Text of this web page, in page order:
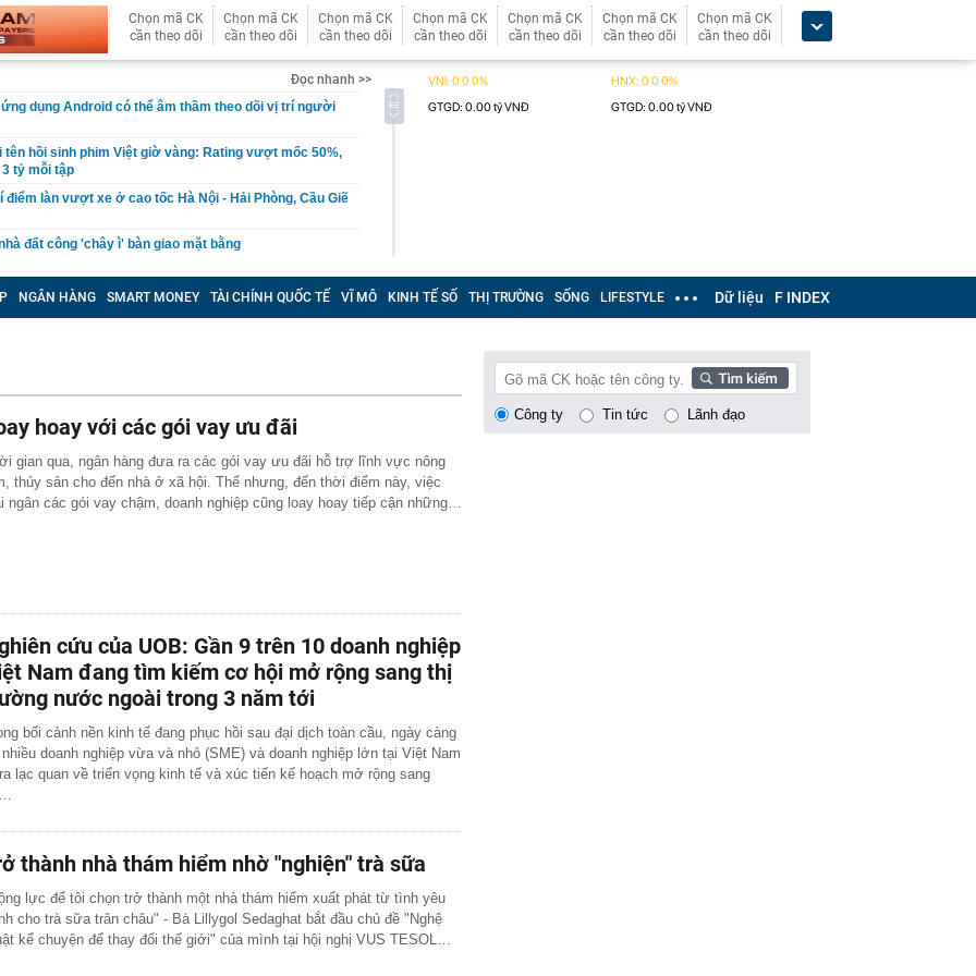
Chọn mã CK
cần theo dõi
Chọn mã CK
cần theo dõi
Chọn mã CK
cần theo dõi
Chọn mã CK
cần theo dõi
Chọn mã CK
cần theo dõi
Chọn mã CK
cần theo dõi
Chọn mã CK
cần theo dõi
Đọc nhanh >>
dụng Android có thể âm thầm theo dõi vị trí người
hồi sinh phim Việt giờ vàng: Rating vượt mốc 50%,
tỷ mỗi tập
điểm làn vượt xe ở cao tốc Hà Nội - Hải Phòng, Cầu Giẽ
đất công 'chây ì' bàn giao mặt bằng
số trúng hơn 30 tỷ đồng vào thùng rác, người đàn
ty vệ sinh phải mất 2 ngày tìm lại
hồi được hơn 15 tỉ đồng tiền cọc đấu giá đất tại Gia
tại Mi Hồng, Bảo Tín Mạnh Hải, DOJI, SJC, PNJ,…
trại lợn ở Trung Quốc rơi vào cảnh tán gia bại sản,
miền Tây là tiểu thư nhưng gia đình phá sản, được
4 tuổi mang 20 cây vàng hỏi cưới
trên thẻ ngân hàng nghĩa là gì?
được 97 triệu đồng tiền chuyển khoản nhầm liền
ngày sau được công an thông báo: “Chị đang nợ tiền
đi xe máy chạy show, rất đắt show
cách tự lấy bánh ở siêu thị, order mì cay… hút cả triệu
chuyện tưởng ai cũng biết lại có sức hút?
hay Mỹ, "quán quân" sử dụng điện từ năng lượng hạt
nào?
dã man con riêng của nhân tình: Dương Đại Long
giới makeup lao đao đổ nợ, mất quyền kiểm soát
của mình
cửa chính và cửa sau thông thẳng với nhau?
đông y trôi nổi về dán nhãn 'lương y' để tiêu thụ
NSƯT Thành Lộc làm giám đốc: "Tôi nói thẳng"
NGÂN HÀNG SMART MONEY TÀI CHÍNH QUỐC TẾ VĨ MÔ KINH TẾ SỐ THỊ TRƯỜNG SỐNG LIFESTYLE Dữ liệu F INDEX
hoay với các gói vay ưu đãi
gian qua, ngân hàng đưa ra các gói vay ưu đãi hỗ trợ lĩnh vực nông
thủy sản cho đến nhà ở xã hội. Thế nhưng, đến thời điểm này, việc
ngân các gói vay chậm, doanh nghiệp cũng loay hoay tiếp cận những…
cứu của UOB: Gần 9 trên 10 doanh nghiệp
Nam đang tìm kiếm cơ hội mở rộng sang thị
nước ngoài trong 3 năm tới
bối cảnh nền kinh tế đang phục hồi sau đại dịch toàn cầu, ngày càng
doanh nghiệp vừa và nhỏ (SME) và doanh nghiệp lớn tại Việt Nam
lạc quan về triển vọng kinh tế và xúc tiến kế hoạch mở rộng sang
thành nhà thám hiểm nhờ "nghiện" trà sữa
lực để tôi chọn trở thành một nhà thám hiểm xuất phát từ tình yêu
cho trà sữa trân châu" - Bà Lillygol Sedaghat bắt đầu chủ đề "Nghệ
kể chuyện để thay đổi thế giới" của mình tại hội nghị VUS TESOL…
Công ty Tin tức Lãnh đạo